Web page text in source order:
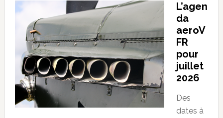
L’agen
da
aeroV
FR
pour
juillet
2026
Des
dates à